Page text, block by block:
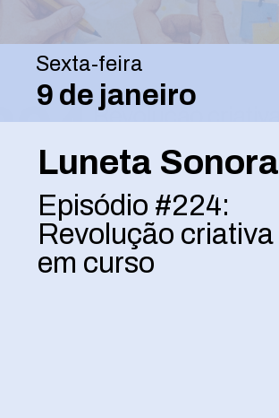
Luneta Sonora
Episódio #224:
Revolução criativa
em curso
Sexta-feira
9 de janeiro